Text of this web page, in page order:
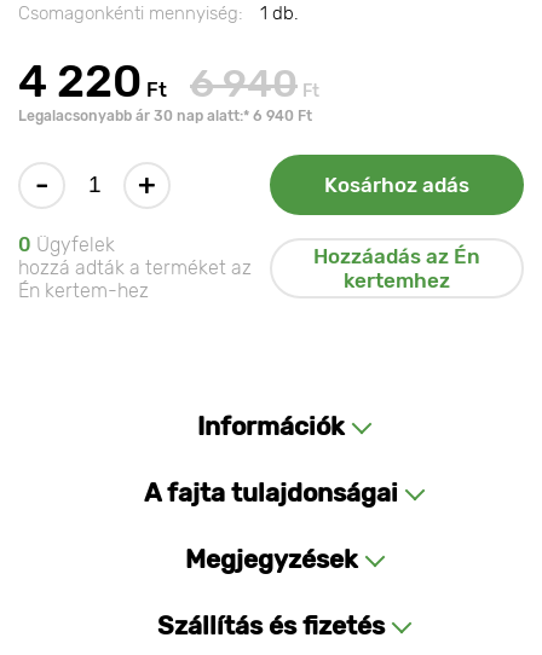
Csomagonkénti mennyiség:
1 db.
4 220 Ft 6 940 Ft
Legalacsonyabb ár 30 nap alatt:* 6 940 Ft
- + Kosárhoz adás
0 Ügyfelek
hozzá adták a terméket az
Én kertem-hez
Hozzáadás az Én
kertemhez
Információk
A fajta tulajdonságai
Megjegyzések
Szállítás és fizetés